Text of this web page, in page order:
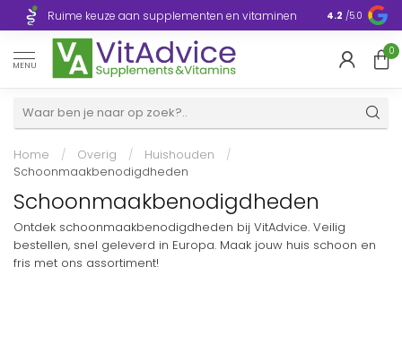
Ruime keuze aan supplementen en vitaminen Europa
4.2 /5.0
MENU
0
Home / Overig / Huishouden
/
Schoonmaakbenodigdheden
Schoonmaakbenodigdheden
Ontdek schoonmaakbenodigdheden bij VitAdvice. Veilig
bestellen, snel geleverd in Europa. Maak jouw huis schoon en
fris met ons assortiment!